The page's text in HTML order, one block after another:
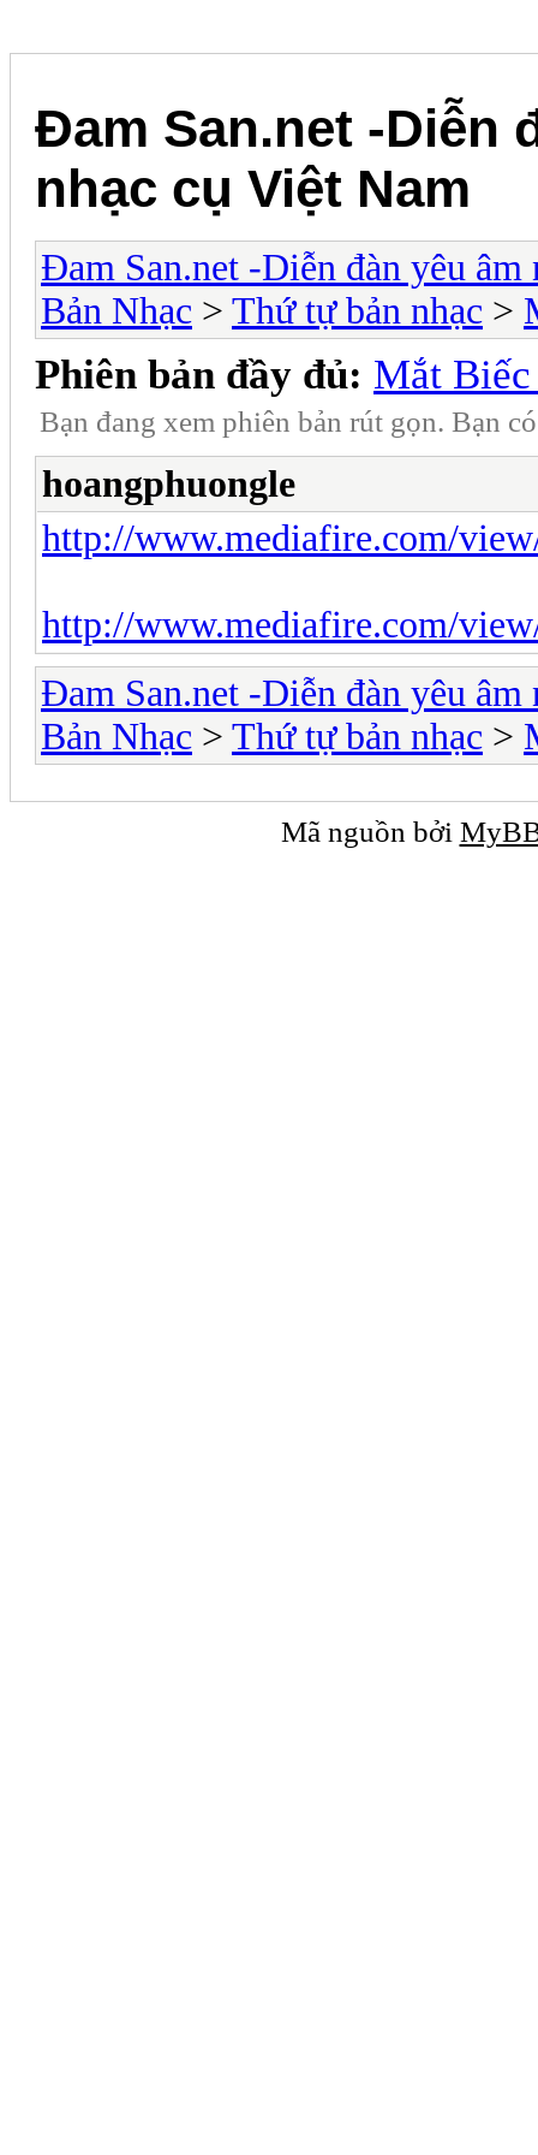
Đam San.net -Diễn
nhạc cụ Việt Nam
Đam San.net -Diễn đàn yêu âm
Bản Nhạc > Thứ tự bản nhạc >
Phiên bản đầy đủ: Mắt
Bạn đang xem phiên bản rút gọn. Bạn
hoangphuongle
http://www.mediafire.com/
http://www.mediafire.com/
Đam San.net -Diễn đàn yêu âm
Bản Nhạc > Thứ tự bản nhạc >
Mã nguồn bởi